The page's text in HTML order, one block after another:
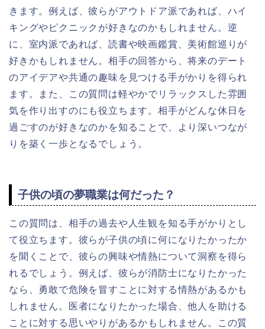
きます。例えば、彼らがアウトドア派であれば、ハイ
キングやピクニックが好きなのかもしれません。逆
に、室内派であれば、読書や映画鑑賞、美術館巡りが
好きかもしれません。相手の回答から、将来のデート
のアイデアや共通の趣味を見つける手がかりを得られ
ます。また、この質問は軽やかでリラックスした雰囲
気を作り出すのにも役立ちます。相手がどんな休日を
過ごすのが好きなのかを知ることで、より深いつなが
りを築く一歩となるでしょう。
子供の頃の夢職業は何だった？
この質問は、相手の過去や人生観を知る手がかりとし
て役立ちます。彼らが子供の頃に何になりたかったか
を聞くことで、彼らの興味や情熱について洞察を得ら
れるでしょう。例えば、彼らが消防士になりたかった
なら、勇敢で危険を冒すことに対する情熱があるかも
しれません。医者になりたかった場合、他人を助ける
ことに対する思いやりがあるかもしれません。この質